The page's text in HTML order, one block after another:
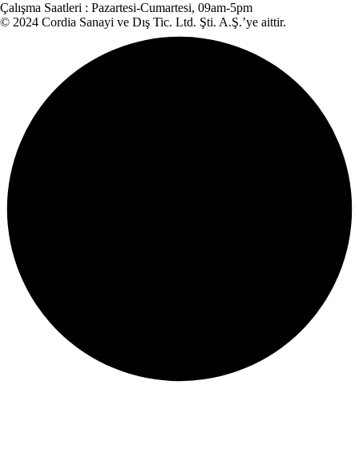
Çalışma Saatleri : Pazartesi-Cumartesi, 09am-5pm
© 2024 Cordia Sanayi ve Dış Tic. Ltd. Şti. A.Ş.’ye aittir.